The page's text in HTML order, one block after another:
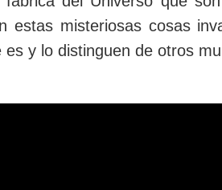
estas misteriosas cosas
es y lo distinguen de otros